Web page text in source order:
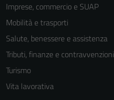
Imprese, commercio e SUAP
Mobilità e trasporti
Salute, benessere e assistenza
Tributi, finanze e contravvenzioni
Turismo
Vita lavorativa